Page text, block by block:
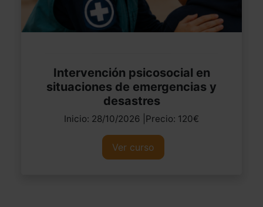
Intervención psicosocial en
situaciones de emergencias y
desastres
Inicio: 28/10/2026 |Precio: 120€
Ver curso